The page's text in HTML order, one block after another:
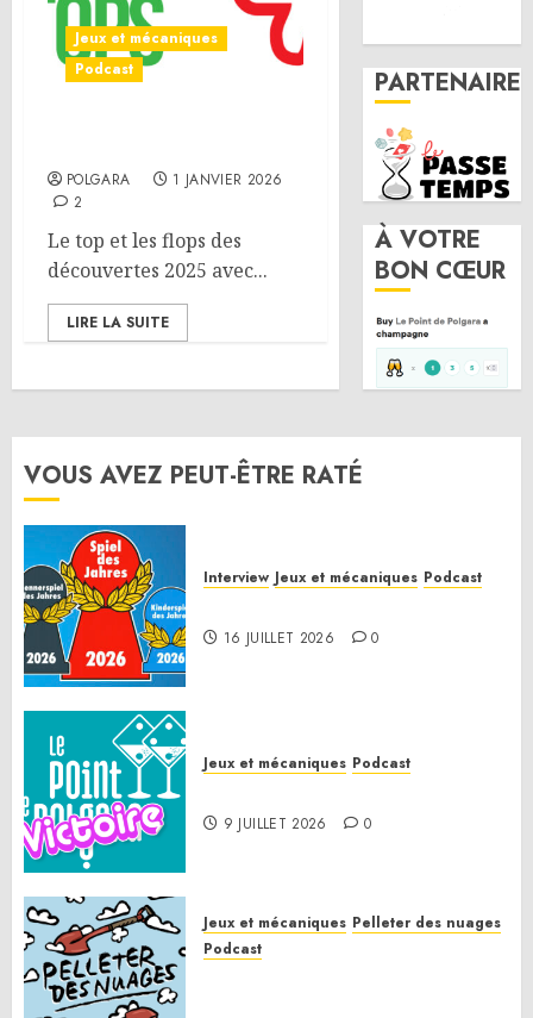
Jeux et mécaniques
Podcast
POLGARA
1 JANVIER 2026
2
Le top et les flops des
découvertes 2025 avec...
LIRE LA SUITE
PARTENAIRE
À VOTRE
BON CŒUR
VOUS AVEZ PEUT-ÊTRE RATÉ
Interview Jeux et mécaniques Podcast
16 JUILLET 2026 0
Jeux et mécaniques Podcast
9 JUILLET 2026 0
Jeux et mécaniques Pelleter des nuages
Podcast